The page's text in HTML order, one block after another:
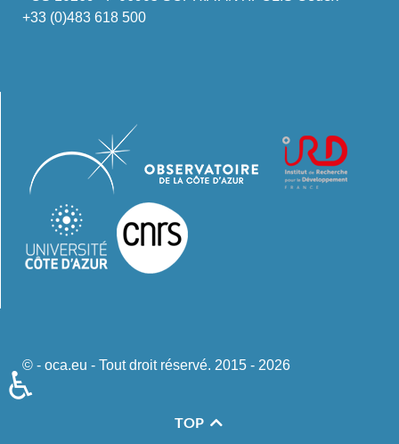
+33 (0)483 618 500
© - oca.eu - Tout droit réservé. 2015 - 2026
TOP